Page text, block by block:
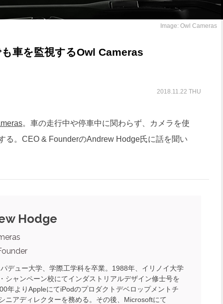
Image: Owl Cameras
車を監視するOwl Cameras
2018.11.22 THU
。車の走行中や停車中に関わらず、カメラを使
る。CEO & FounderのAndrew Hodge氏に話を聞い
Hodge
デュー大学、学際工学科を卒業。1988年、イリノイ大学
シャンペーン校にてインダストリアルデザイン修士号を
年よりAppleにてiPodのプロダクトデベロップメントチ
ニアディレクターを務める。その後、Microsoftにて